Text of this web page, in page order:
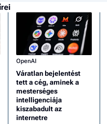
OpenAI
Váratlan bejelentést
tett a cég, aminek a
mesterséges
intelligenciája
kiszabadult az
internetre